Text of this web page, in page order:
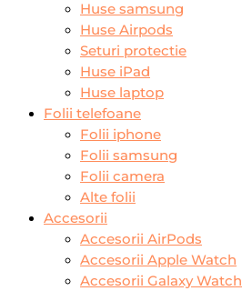
Huse samsung
Huse Airpods
Seturi protectie
Huse iPad
Huse laptop
Folii telefoane
Folii iphone
Folii samsung
Folii camera
Alte folii
Accesorii
Accesorii AirPods
Accesorii Apple Watch
Accesorii Galaxy Watch